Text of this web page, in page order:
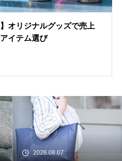
オリジナルグッズで売上
イテム選び
2026.08.07